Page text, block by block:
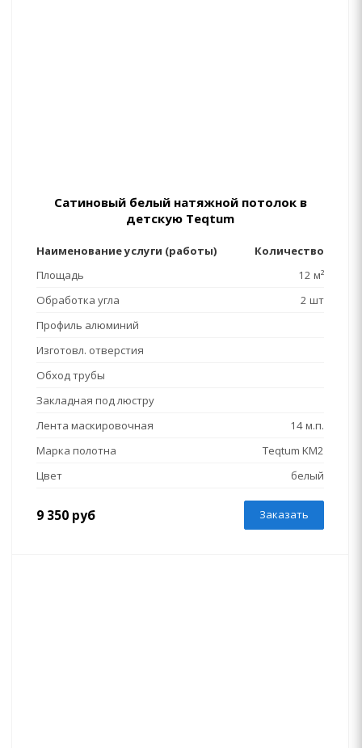
Сатиновый белый натяжной потолок в
детскую Teqtum
Наименование услуги (работы)
Количество
Площадь
12 м²
Обработка угла
2 шт
Профиль алюминий
Изготовл. отверстия
Обход трубы
Закладная под люстру
Лента маскировочная
14 м.п.
Марка полотна
Teqtum KM2
Цвет
белый
9 350 руб Заказать